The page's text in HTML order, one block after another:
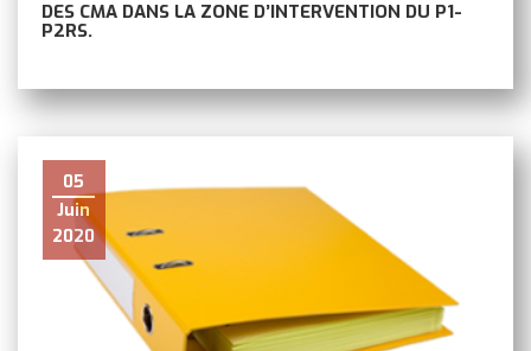
DES CMA DANS LA ZONE D’INTERVENTION DU P1-
P2RS.
05
Juin
2020